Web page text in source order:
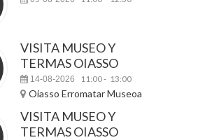
VISITA MUSEO Y
TERMAS OIASSO
14-08-2026 11:00- 13:00
Oiasso Erromatar Museoa
VISITA MUSEO Y
TERMAS OIASSO